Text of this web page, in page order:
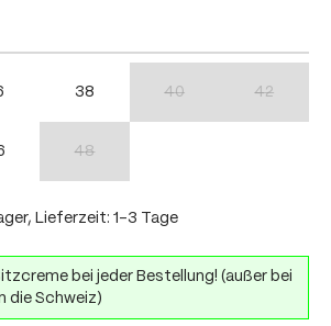
38 40 42
48
Lieferzeit: 1-3 Tage
bei jeder Bestellung! (außer bei
die Schweiz)